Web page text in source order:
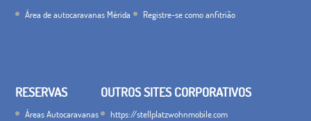
Área de autocaravanas Mérida
Registre-se como anfitrião
RESERVAS
Áreas Autocaravanas
OUTROS SITES CORPORATIVOS
https://stellplatzwohnmobile.com